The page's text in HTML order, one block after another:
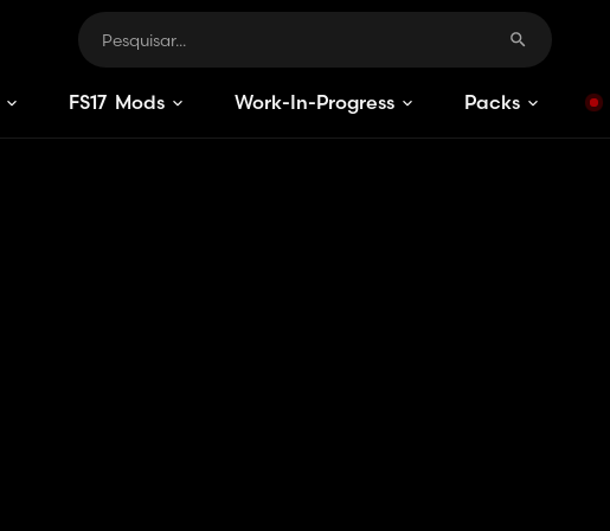
FS17 Mods Work-In-Progress Packs